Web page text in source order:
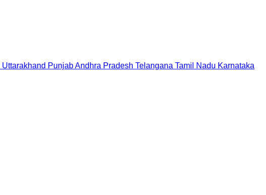
Uttarakhand PunjabAndhra Pradesh Telangana Tamil Nadu Karnataka